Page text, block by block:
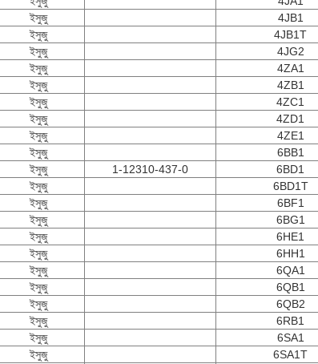
ইসুজু
4JB1
ইসুজু
4JB1T
ইসুজু
4JG2
ইসুজু
4ZA1
ইসুজু
4ZB1
ইসুজু
4ZC1
ইসুজু
4ZD1
ইসুজু
4ZE1
ইসুজু
6BB1
ইসুজু
1-12310-437-0 6BD1
ইসুজু
6BD1T
ইসুজু
6BF1
ইসুজু
6BG1
ইসুজু
6HE1
ইসুজু
6HH1
ইসুজু
6QA1
ইসুজু
6QB1
ইসুজু
6QB2
ইসুজু
6RB1
ইসুজু
6SA1
ইসুজু
6SA1T